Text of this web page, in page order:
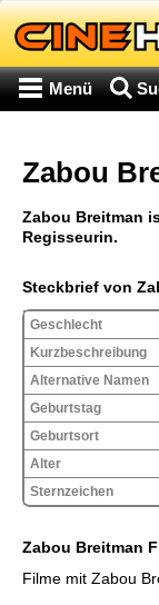
Menü
Zabou
Zabou Breitman
Regisseurin.
Steckbrief von
Geschlecht
Kurzbeschreibung
Alternative Namen
Geburtstag
Geburtsort
Alter
Sternzeichen
Zabou Breitman
Filme mit Zabou